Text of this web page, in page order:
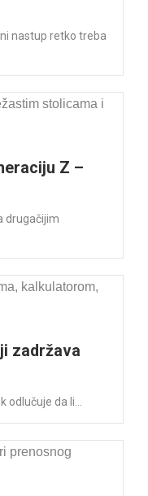
nastup retko treba
Z –
drugačijim
zadržava
da li...